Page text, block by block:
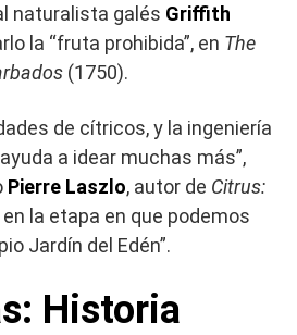
naturalista galés Griffith
la “fruta prohibida”, en The
(1750).
de cítricos, y la ingeniería
a idear muchas más”,
Pierre Laszlo, autor de Citrus:
la etapa en que podemos
Jardín del Edén”.
Historia